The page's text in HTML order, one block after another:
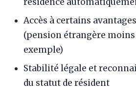
Accès à certains
(pension étrangère
exemple)
Stabilité légale et
du statut de résident